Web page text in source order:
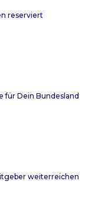
reserviert
für Dein Bundesland
weiterreichen